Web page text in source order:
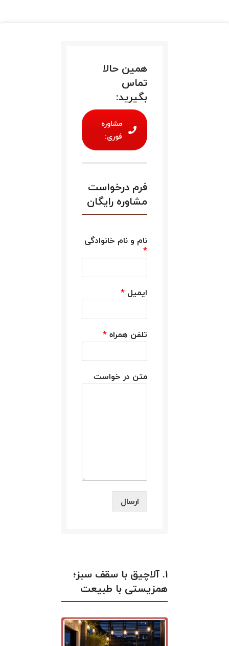
همین حالا
تماس
بگیرید:
مشاوره
فوری:
فرم درخواست
مشاوره رایگان
نام و نام خانوادگی
*
ایمیل *
تلفن همراه*
متن در خواست
ارسال
۱. آلاچیق با سقف سبز؛
همزیستی با طبیعت